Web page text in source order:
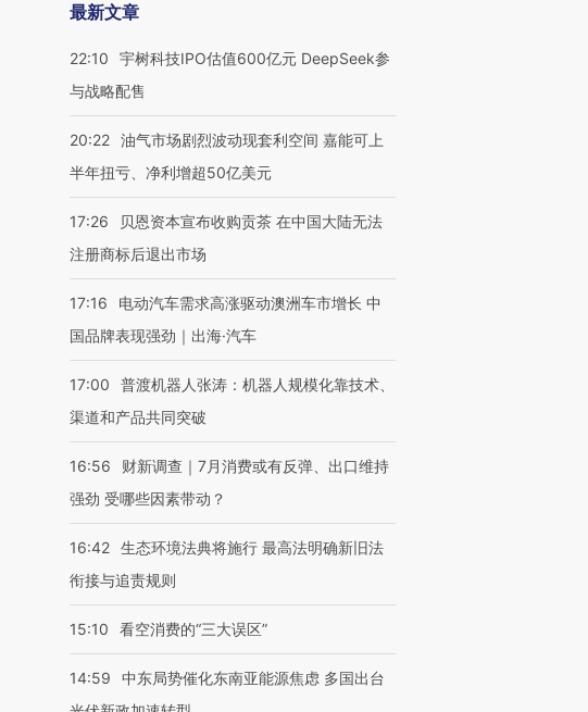
最新文章
22:10
宇树科技IPO估值600亿元 DeepSeek参
与战略配售
20:22 油气市场剧烈波动现套利空间 嘉能可上
半年扭亏、净利增超50亿美元
17:26
贝恩资本宣布收购贡茶 在中国大陆无法
注册商标后退出市场
17:16
电动汽车需求高涨驱动澳洲车市增长 中
国品牌表现强劲｜出海·汽车
17:00
普渡机器人张涛：机器人规模化靠技术、
渠道和产品共同突破
16:56
财新调查｜7月消费或有反弹、出口维持
强劲 受哪些因素带动？
16:42 生态环境法典将施行 最高法明确新旧法
衔接与追责规则
15:10 看空消费的“三大误区”
14:59
中东局势催化东南亚能源焦虑 多国出台